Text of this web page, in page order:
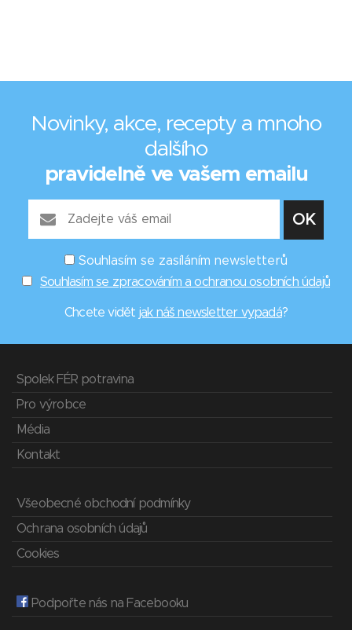
Novinky, akce, recepty a mnoho
dalšího
pravidelně ve vašem emailu
Souhlasím se zasíláním newsletterů
Souhlasím se zpracováním a ochranou osobních údajů
Chcete vidět jak náš newsletter vypadá?
Spolek FÉR potravina
Pro výrobce
Média
Kontakt
Všeobecné obchodní podmínky
Ochrana osobních údajů
Cookies
Podpořte nás na Facebooku